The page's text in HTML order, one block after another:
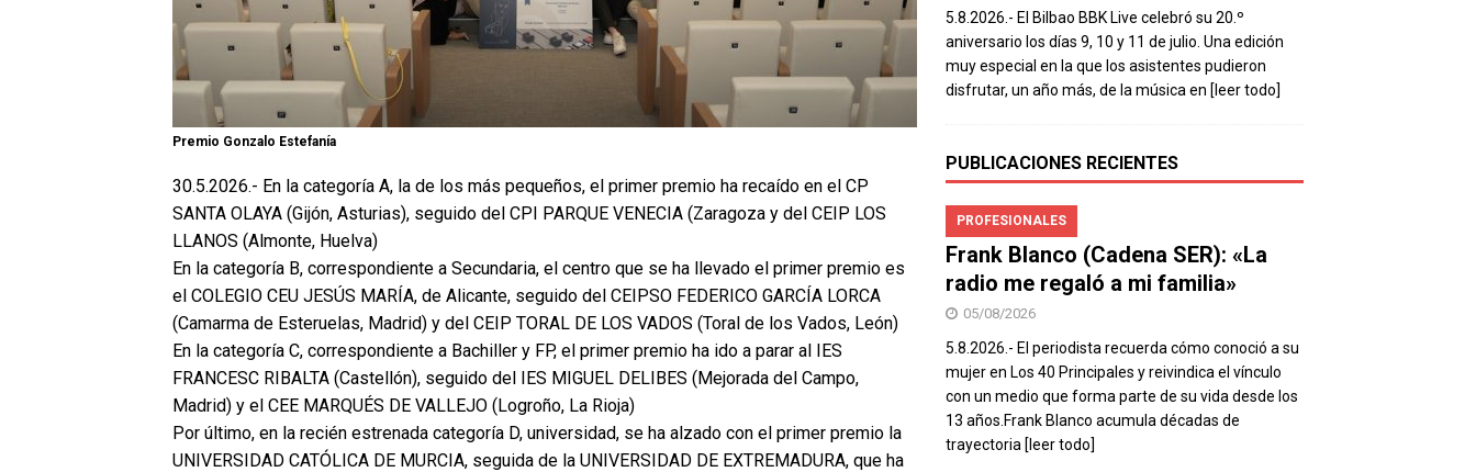
Premio Gonzalo Estefanía
30.5.2026.- En la categoría A, la de los más pequeños, el primer premio ha recaído en el CP
SANTA OLAYA (Gijón, Asturias), seguido del CPI PARQUE VENECIA (Zaragoza y del CEIP LOS
LLANOS (Almonte, Huelva)
En la categoría B, correspondiente a Secundaria, el centro que se ha llevado el primer premio es
el COLEGIO CEU JESÚS MARÍA, de Alicante, seguido del CEIPSO FEDERICO GARCÍA LORCA
(Camarma de Esteruelas, Madrid) y del CEIP TORAL DE LOS VADOS (Toral de los Vados, León)
En la categoría C, correspondiente a Bachiller y FP, el primer premio ha ido a parar al IES
FRANCESC RIBALTA (Castellón), seguido del IES MIGUEL DELIBES (Mejorada del Campo,
Madrid) y el CEE MARQUÉS DE VALLEJO (Logroño, La Rioja)
Por último, en la recién estrenada categoría D, universidad, se ha alzado con el primer premio la
UNIVERSIDAD CATÓLICA DE MURCIA, seguida de la UNIVERSIDAD DE EXTREMADURA, que ha
5.8.2026.- El Bilbao BBK Live celebró su 20.º
aniversario los días 9, 10 y 11 de julio. Una edición
muy especial en la que los asistentes pudieron
disfrutar, un año más, de la música en [leer todo]
PUBLICACIONES RECIENTES
PROFESIONALES
Frank Blanco (Cadena SER): «La
radio me regaló a mi familia»
05/08/2026
5.8.2026.- El periodista recuerda cómo conoció a su
mujer en Los 40 Principales y reivindica el vínculo
con un medio que forma parte de su vida desde los
13 años.Frank Blanco acumula décadas de
trayectoria [leer todo]